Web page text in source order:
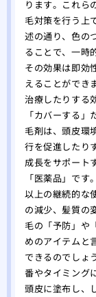
ります。これら
毛対策を行う上
述の通り、色の
ることで、一時
その効果は即効
えることができ
治療したりする
「カバーする
毛剤は、頭皮環
行を促進したり
成長をサポート
「医薬品」で
以上の継続的な
の減少、髪質の
毛の「予防」や
めのアイテムと
できるのでしょ
番やタイミング
頭皮に塗布し、